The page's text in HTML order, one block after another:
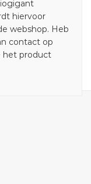
hiervoor
webshop. Heb
contact op
het product